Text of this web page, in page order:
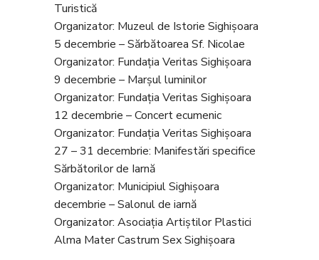
Turistică
Organizator: Muzeul de Istorie Sighișoara
5 decembrie – Sărbătoarea Sf. Nicolae
Organizator: Fundația Veritas Sighișoara
9 decembrie – Marșul luminilor
Organizator: Fundația Veritas Sighișoara
12 decembrie – Concert ecumenic
Organizator: Fundația Veritas Sighișoara
27 – 31 decembrie: Manifestări specifice
Sărbătorilor de Iarnă
Organizator: Municipiul Sighișoara
decembrie – Salonul de iarnă
Organizator: Asociația Artiștilor Plastici
Alma Mater Castrum Sex Sighișoara